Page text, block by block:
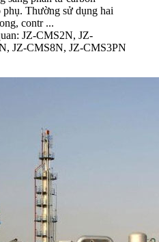
Thường sử dụng hai
contr ...
JZ-CMS2N, JZ-
JZ-CMS8N, JZ-CMS3PN